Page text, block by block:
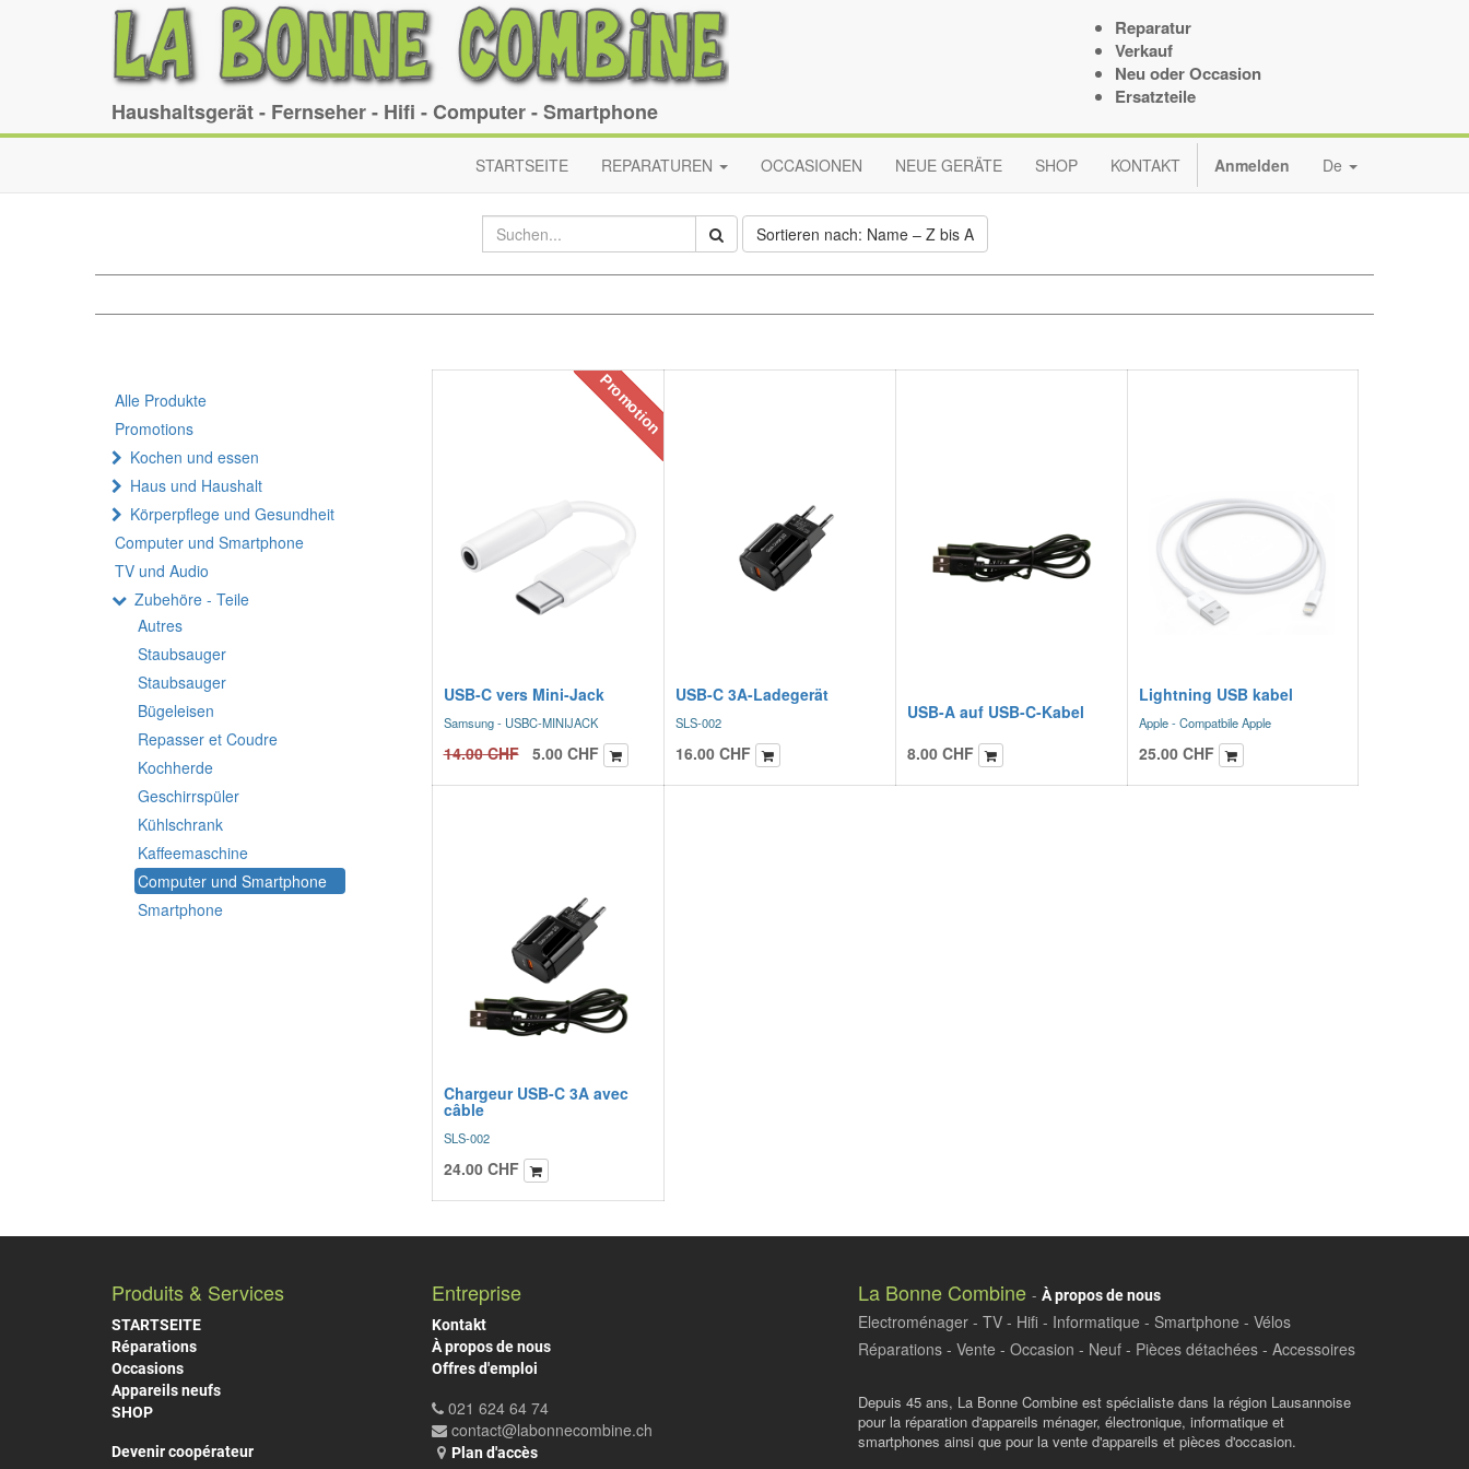
Haushaltsgerät - Fernseher - Hifi - Computer - Smartphone
Reparatur
Verkauf
Neu oder Occasion
Ersatzteile
STARTSEITE REPARATUREN OCCASIONEN NEUE GERÄTE SHOP KONTAKT Anmelden De
Sortieren nach: Name – Z bis A
Alle Produkte
Promotions
Kochen und essen
Haus und Haushalt
Körperpflege und Gesundheit
Computer und Smartphone
TV und Audio
Zubehöre - Teile
Autres
Staubsauger
Staubsauger
Bügeleisen
Repasser et Coudre
Kochherde
Geschirrspüler
Kühlschrank
Kaffeemaschine
Computer und Smartphone
Smartphone
Promotion
USB-C vers Mini-Jack
Samsung - USBC-MINIJACK
14.00CHF 5.00CHF
USB-C 3A-Ladegerät
SLS-002
16.00CHF
USB-A auf USB-C-Kabel
8.00CHF
Lightning USB kabel
Apple - Compatbile Apple
25.00CHF
Chargeur USB-C 3A avec
câble
SLS-002
24.00CHF
Produits & Services
STARTSEITE
Réparations
Occasions
Appareils neufs
SHOP
Devenir coopérateur
Entreprise
Kontakt
À propos de nous
Offres d'emploi
021 624 64 74
contact@labonnecombine.ch
Plan d'accès
La Bonne Combine - À propos de nous
Electroménager - TV - Hifi - Informatique - Smartphone - Vélos
Réparations - Vente - Occasion - Neuf - Pièces détachées - Accessoires
Depuis 45 ans, La Bonne Combine est spécialiste dans la région Lausannoise
pour la réparation d'appareils ménager, électronique, informatique et
smartphones ainsi que pour la vente d'appareils et pièces d'occasion.